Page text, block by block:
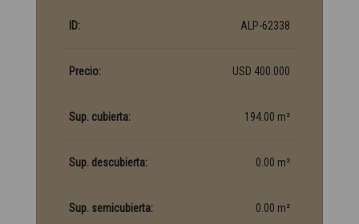
ID: ALP-62338
Precio: USD 400.000
Sup. cubierta: 194.00 m²
Sup. descubierta: 0.00 m²
Sup. semicubierta: 0.00 m²